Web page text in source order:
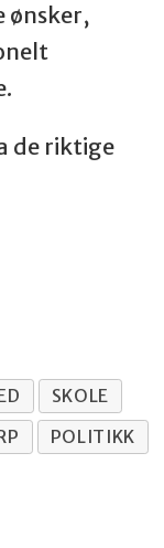
ønsker,
de riktige
SKOLE
POLITIKK